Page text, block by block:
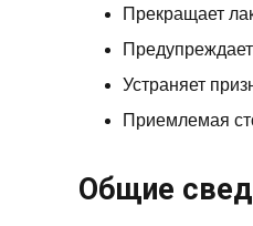
Прекращает
Устраняет
Приемлемая
Общие